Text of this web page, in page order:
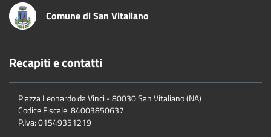
Comune di San Vitaliano
Recapiti e contatti
Piazza Leonardo da Vinci - 80030 San Vitaliano (NA)
Codice Fiscale:84003850637
P.Iva:01549351219